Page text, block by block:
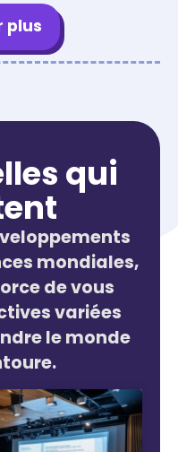
plus
qui
mondiales,
de vous
variées
le monde